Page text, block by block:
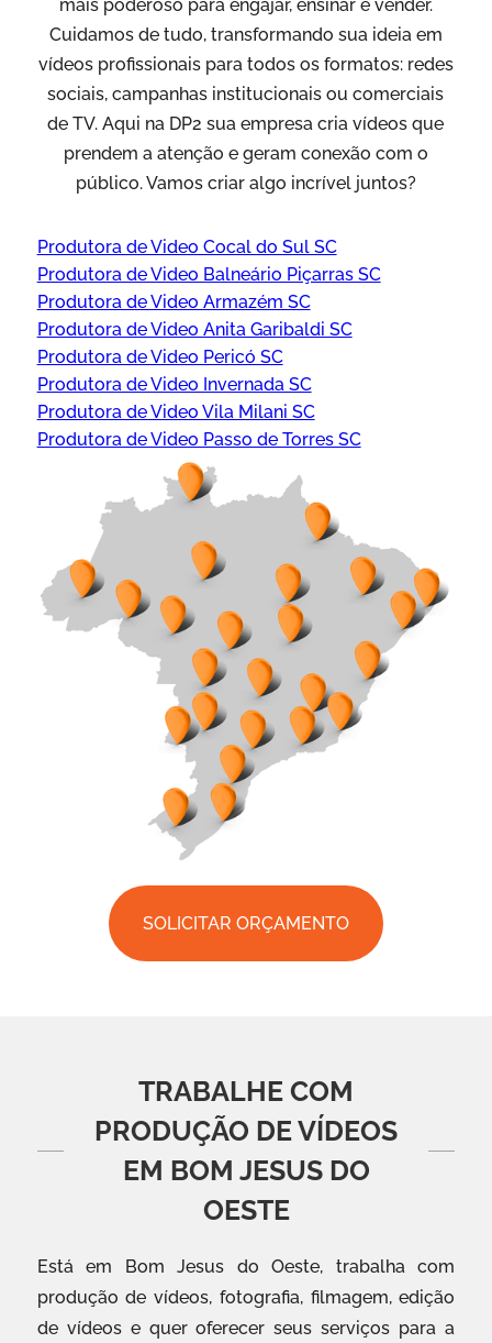
mais poderoso para engajar, ensinar e vender.
Cuidamos de tudo, transformando sua ideia em
vídeos profissionais para todos os formatos: redes
sociais, campanhas institucionais ou comerciais
de TV. Aqui na DP2 sua empresa cria vídeos que
prendem a atenção e geram conexão com o
público. Vamos criar algo incrível juntos?
Produtora de Video Cocal do Sul SC
Produtora de Video Balneário Piçarras SC
Produtora de Video Armazém SC
Produtora de Video Anita Garibaldi SC
Produtora de Video Pericó SC
Produtora de Video Invernada SC
Produtora de Video Vila Milani SC
Produtora de Video Passo de Torres SC
SOLICITAR ORÇAMENTO
TRABALHE COM
PRODUÇÃO DE VÍDEOS
EM BOM JESUS DO
OESTE
Está em Bom Jesus do Oeste, trabalha com
produção de vídeos, fotografia, filmagem, edição
de vídeos e quer oferecer seus serviços para a